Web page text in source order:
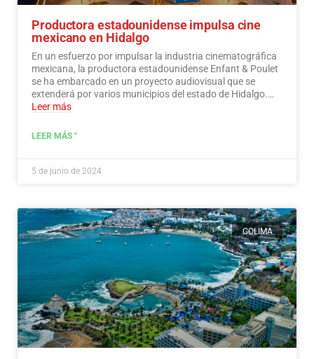
Productora estadounidense impulsa cine
mexicano en Hidalgo
En un esfuerzo por impulsar la industria cinematográfica
mexicana, la productora estadounidense Enfant & Poulet
se ha embarcado en un proyecto audiovisual que se
extenderá por varios municipios del estado de Hidalgo.…
Leer más
LEER MÁS "
5 de junio de 2024
COLIMA